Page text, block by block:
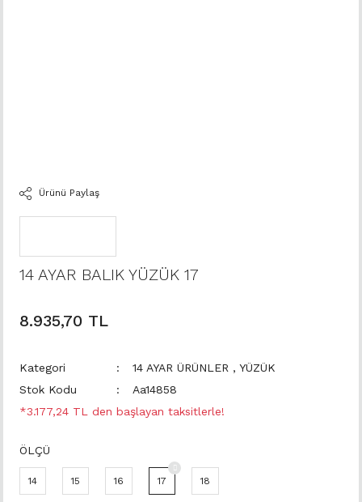
Ürünü Paylaş
14 AYAR BALIK YÜZÜK 17
8.935,70 TL
Kategori 14 AYAR ÜRÜNLER , YÜZÜK
Stok Kodu
Aa14858
*3.177,24 TL den başlayan taksitlerle!
ÖLÇÜ
14 15 16 17 18